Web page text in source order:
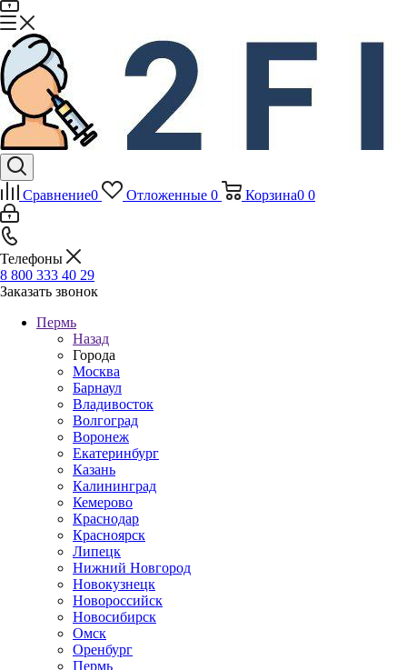
Сравнение0 Отложенные 0 Корзина0 0
Телефоны
8 800 333 40 29
Заказать звонок
Пермь
Назад
Города
Москва
Барнаул
Владивосток
Волгоград
Воронеж
Екатеринбург
Казань
Калининград
Кемерово
Краснодар
Красноярск
Липецк
Нижний Новгород
Новокузнецк
Новороссийск
Новосибирск
Омск
Оренбург
Пермь